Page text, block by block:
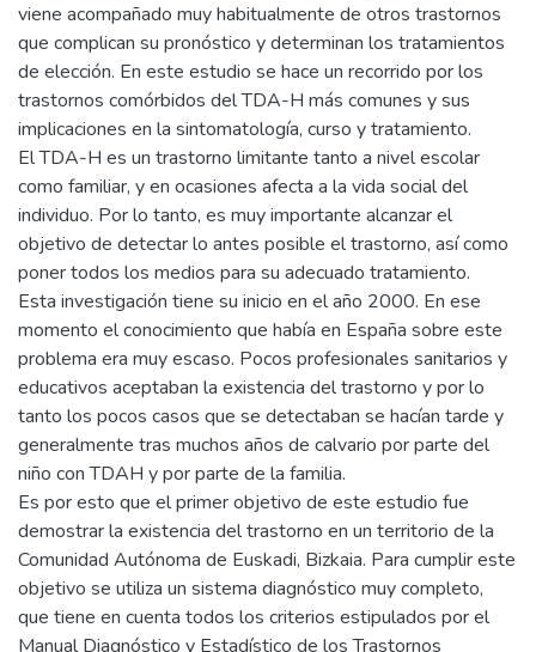
viene acompañado muy habitualmente de otros trastornos
que complican su pronóstico y determinan los tratamientos
de elección. En este estudio se hace un recorrido por los
trastornos comórbidos del TDA-H más comunes y sus
implicaciones en la sintomatología, curso y tratamiento.
El TDA-H es un trastorno limitante tanto a nivel escolar
como familiar, y en ocasiones afecta a la vida social del
individuo. Por lo tanto, es muy importante alcanzar el
objetivo de detectar lo antes posible el trastorno, así como
poner todos los medios para su adecuado tratamiento.
Esta investigación tiene su inicio en el año 2000. En ese
momento el conocimiento que había en España sobre este
problema era muy escaso. Pocos profesionales sanitarios y
educativos aceptaban la existencia del trastorno y por lo
tanto los pocos casos que se detectaban se hacían tarde y
generalmente tras muchos años de calvario por parte del
niño con TDAH y por parte de la familia.
Es por esto que el primer objetivo de este estudio fue
demostrar la existencia del trastorno en un territorio de la
Comunidad Autónoma de Euskadi, Bizkaia. Para cumplir este
objetivo se utiliza un sistema diagnóstico muy completo,
que tiene en cuenta todos los criterios estipulados por el
Manual Diagnóstico y Estadístico de los Trastornos